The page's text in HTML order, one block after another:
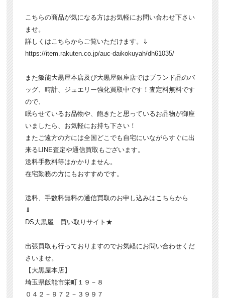
こちらの商品が気になる方はお気軽にお問い合わせ下さい
ませ。
詳しくはこちらからご覧いただけます。⇓
https://item.rakuten.co.jp/auc-daikokuyah/dh61035/
また飯能大黒屋本店及び大黒屋銀座店ではブランド品のバ
ッグ、時計、ジュエリー強化買取中です！査定料無料です
ので、
眠らせているお品物や、飽きたと思っているお品物が御座
いましたら、お気軽にお持ち下さい！
またご遠方の方には全国どこでも自宅にいながらすぐに出
来るLINE査定や通信買取もございます。
送料手数料等はかかりません。
在宅勤務の方にもおすすめです。
送料、手数料無料の通信買取のお申し込みはこちらから
⇓
DS大黒屋 買い取りサイト★
出張買取も行っておりますのでお気軽にお問い合わせくだ
さいませ。
【大黒屋本店】
埼玉県飯能市栄町１９－８
０４２－９７２－３９９７